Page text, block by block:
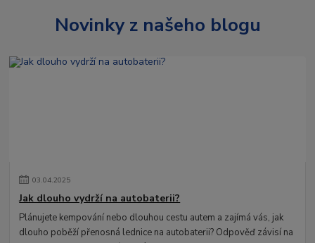
Novinky z našeho blogu
03.04.2025
Jak dlouho vydrží na autobaterii?
Plánujete kempování nebo dlouhou cestu autem a zajímá vás, jak
dlouho poběží přenosná lednice na autobaterii? Odpověď závisí na